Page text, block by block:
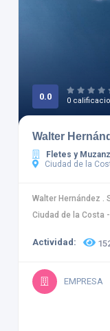
0.0 0
Walter
Fletes y
Ciudad de la
Walter Hernández .
Ciudad de la Costa
Actividad:
EMPRESA